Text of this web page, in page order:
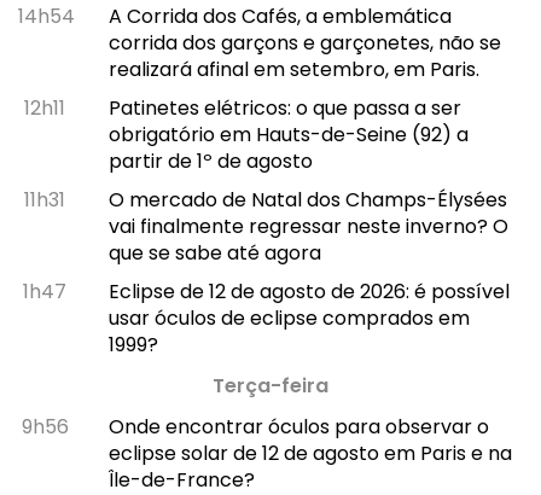
14h54
A Corrida dos Cafés, a emblemática
corrida dos garçons e garçonetes, não se
realizará afinal em setembro, em Paris.
12h11
Patinetes elétricos: o que passa a ser
obrigatório em Hauts-de-Seine (92) a
partir de 1º de agosto
11h31
O mercado de Natal dos Champs-Élysées
vai finalmente regressar neste inverno? O
que se sabe até agora
1h47
Eclipse de 12 de agosto de 2026: é possível
usar óculos de eclipse comprados em
1999?
Terça-feira
9h56
Onde encontrar óculos para observar o
eclipse solar de 12 de agosto em Paris e na
Île-de-France?